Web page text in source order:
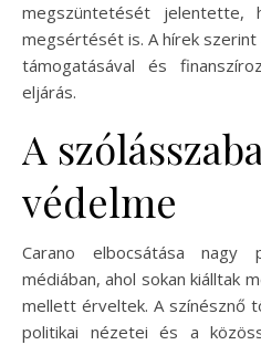
megszüntetését jelentette,
megsértését is. A hírek szerint
támogatásával és
eljárás.
A
védelme
Carano elbocsátása
médiában, ahol sokan kiálltak
mellett érveltek. A színésznő
politikai nézetei és a